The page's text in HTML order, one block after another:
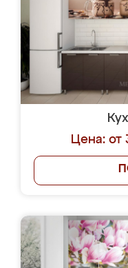
Цена: от